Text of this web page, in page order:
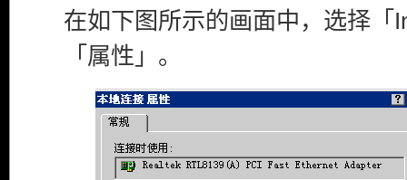
在如下图所示的画面中，选择「
「属性」。